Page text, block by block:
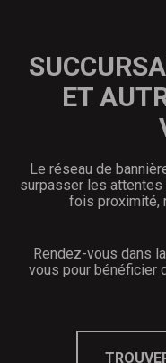
ET
Le réseau de
surpasser les
fois proximité,
Rendez-vous dans
vous pour bénéficier